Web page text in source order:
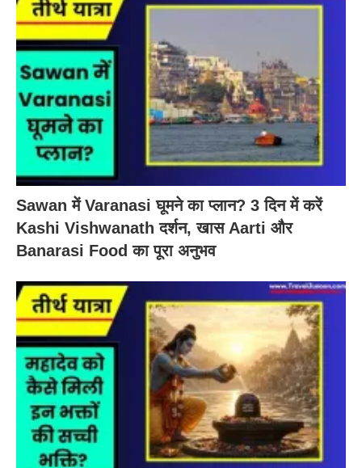
Sawan में Varanasi घूमने का प्लान? 3 दिन में करें
Kashi Vishwanath दर्शन, खास Aarti और
Banarasi Food का पूरा अनुभव